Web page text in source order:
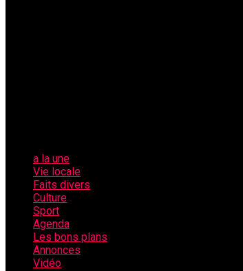
a la une
Vie locale
Faits divers
Culture
Sport
Agenda
Les bons plans
Annonces
Vidéo